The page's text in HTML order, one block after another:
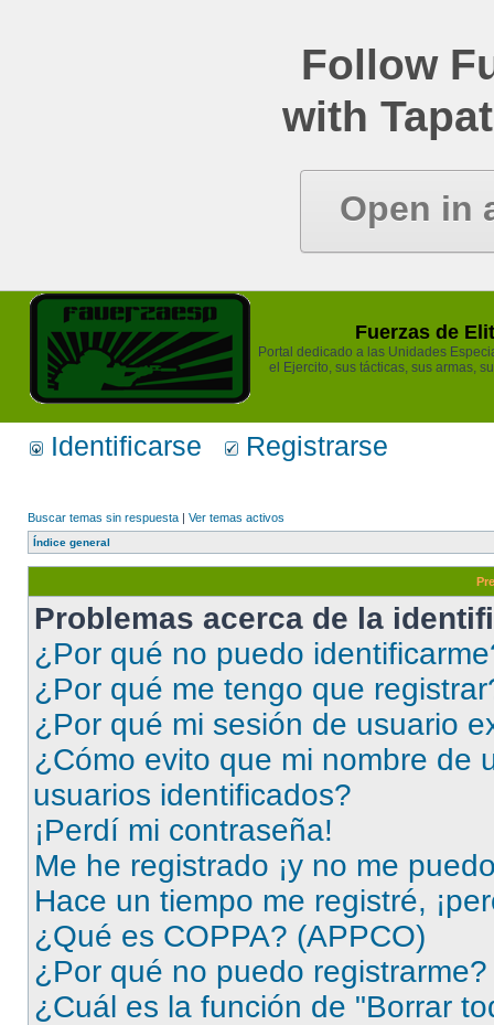
Follow
with
Open in
Fuerzas de
Portal dedicado a las Unidades
el Ejercito, sus tácticas, sus armas,
Identificarse Registrarse
Buscar temas sin respuesta | Ver temas activos
Índice general
Problemas acerca de la
¿Por qué no puedo
¿Por qué me tengo que
¿Por qué mi sesión de usuario
¿Cómo evito que mi nombre de
usuarios identificados?
¡Perdí mi contraseña!
Me he registrado ¡y no me
Hace un tiempo me registré,
¿Qué es COPPA? (APPCO)
¿Por qué no puedo registrarme?
¿Cuál es la función de "Borrar